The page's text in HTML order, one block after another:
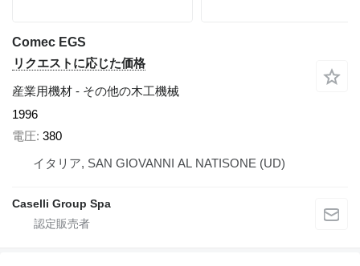
Comec EGS
リクエストに応じた価格
産業用機材 - その他の木工機械
1996
電圧 380
イタリア, SAN GIOVANNI AL NATISONE (UD)
Caselli Group Spa